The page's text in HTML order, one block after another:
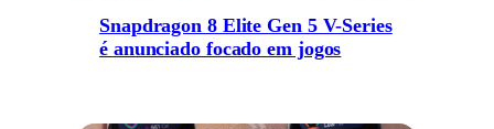
Snapdragon 8 Elite Gen 5 V-Series
é anunciado focado em jogos